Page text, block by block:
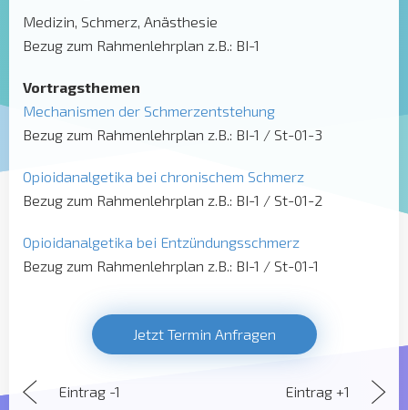
Medizin, Schmerz, Anästhesie
Bezug zum Rahmenlehrplan z.B.: BI-1
Vortragsthemen
Mechanismen der Schmerzentstehung
Bezug zum Rahmenlehrplan z.B.: BI-1 / St-01-3
Opioidanalgetika bei chronischem Schmerz
Bezug zum Rahmenlehrplan z.B.: BI-1 / St-01-2
Opioidanalgetika bei Entzündungsschmerz
Bezug zum Rahmenlehrplan z.B.: BI-1 / St-01-1
Jetzt Termin Anfragen
Eintrag -1 Eintrag +1